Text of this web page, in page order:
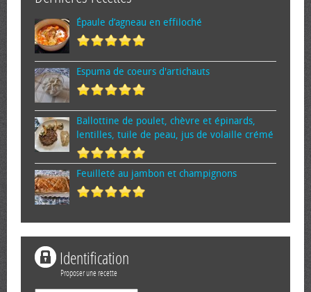
Épaule d’agneau en effiloché
Espuma de cœurs d'artichauts
Ballottine de poulet, chèvre et épinards,
lentilles, tuile de peau, jus de volaille crémé
Feuilleté au jambon et champignons
Identification
Proposer une recette